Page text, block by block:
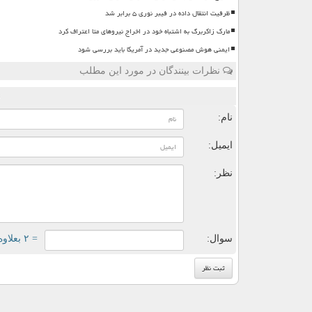
ظرفیت انتقال داده در فیبر نوری ۵ برابر شد
مارک زاکربرگ به اشتباه خود در اخراج نیروهای متا اعتراف کرد
ایمنی هوش مصنوعی جدید در آمریکا باید بررسی شود
نظرات بینندگان در مورد این مطلب
نام:
ایمیل:
نظر:
سوال: = ۲ بعلاوه ۴